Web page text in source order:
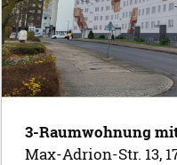
3-Raumwohnung
Max-Adrion-Str. 13,